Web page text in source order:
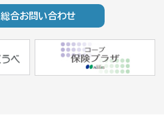
総合お問い合わせ